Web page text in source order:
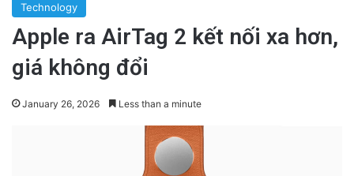
Technology
Apple ra AirTag 2 kết nối xa hơn,
giá không đổi
January 26, 2026 Less than a minute